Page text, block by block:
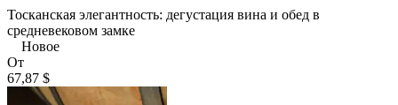
Тосканская элегантность: дегустация вина и обед в
средневековом замке
Новое
От
67,87 $